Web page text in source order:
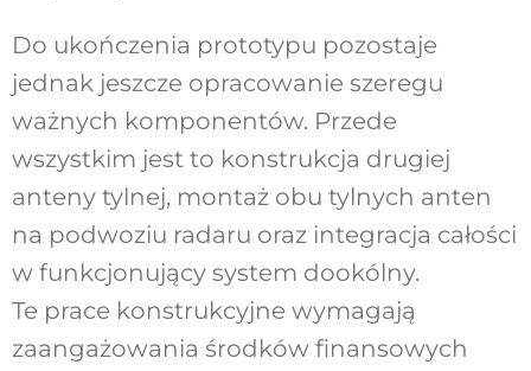
Do ukończenia prototypu pozostaje
jednak jeszcze opracowanie szeregu
ważnych komponentów. Przede
wszystkim jest to konstrukcja drugiej
anteny tylnej, montaż obu tylnych anten
na podwoziu radaru oraz integracja całości
w funkcjonujący system dookólny.
Te prace konstrukcyjne wymagają
zaangażowania środków finansowych